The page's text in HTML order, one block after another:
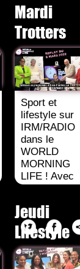
Mardi
Trotters
Sport et
lifestyle sur
IRM/RADIO
dans le
WORLD
MORNING
LIFE ! Avec
le coach
MILLET.
Jeudi
Lifestyle